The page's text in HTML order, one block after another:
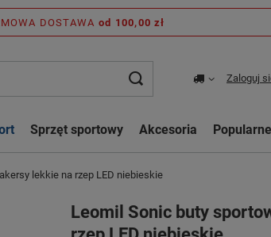
DOSTAWA od 100,00 zł
Zaloguj
Sprzęt sportowy Akcesoria
lekkie na rzep LED niebieskie
Leomil Sonic buty